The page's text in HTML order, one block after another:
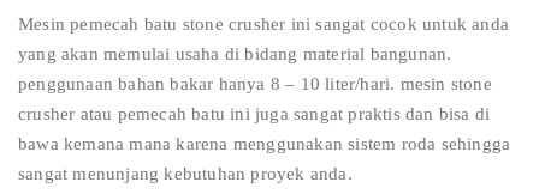
Mesin pemecah batu stone crusher ini sangat cocok untuk anda
yang akan memulai usaha di bidang material bangunan.
penggunaan bahan bakar hanya 8 – 10 liter/hari. mesin stone
crusher atau pemecah batu ini juga sangat praktis dan bisa di
bawa kemana mana karena menggunakan sistem roda sehingga
sangat menunjang kebutuhan proyek anda.